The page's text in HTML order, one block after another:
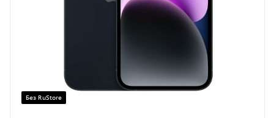
Без RuStore